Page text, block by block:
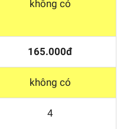
không có
165.000đ
không có
4